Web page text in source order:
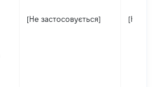
[Не застосовується] [Не